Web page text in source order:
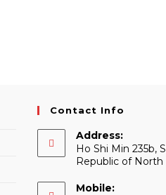
Contact Info
Address:
Ho Shi Min 235b,
Republic of North
Mobile: